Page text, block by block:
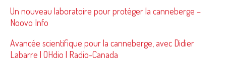
Un nouveau laboratoire pour protéger la canneberge –
Noovo Info
Avancée scientifique pour la canneberge, avec Didier
Labarre | OHdio | Radio-Canada